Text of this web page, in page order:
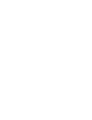
"default-